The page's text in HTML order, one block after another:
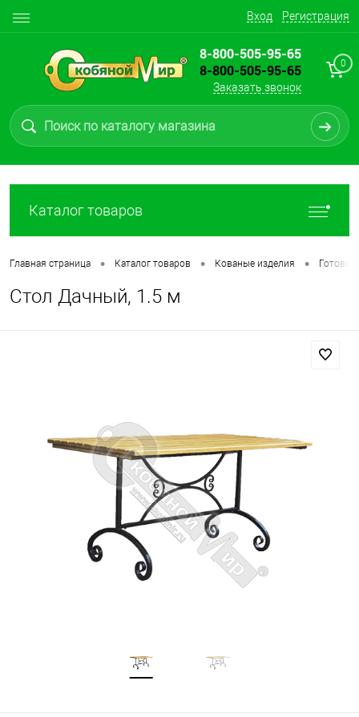
Вход Регистрация
8-800-505-95-65
8-800-505-95-65
Заказать звонок
0
Каталог товаров
Главная страница • Каталог товаров • Кованые изделия •
Стол Дачный, 1.5 м